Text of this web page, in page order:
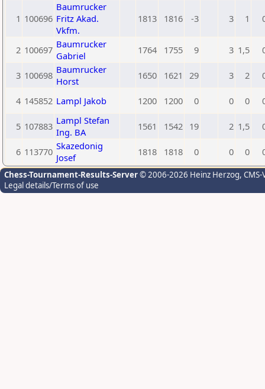
1 100696
Baumrucker
Fritz Akad.
Vkfm.
1813 1816 -3 3 1
2 100697 Baumrucker
Gabriel
1764 1755 9 3 1,5
3 100698 Baumrucker
Horst
1650 1621 29 3 2
4 145852 Lampl Jakob 1200 1200 0 0 0
5 107883 Lampl Stefan
Ing. BA
1561 1542 19 2 1,5
6 113770 Skazedonig
Josef
1818 1818 0 0 0
Chess-Tournament-Results-Server© 2006-2026 Heinz Herzog,
Legal details/Terms of use